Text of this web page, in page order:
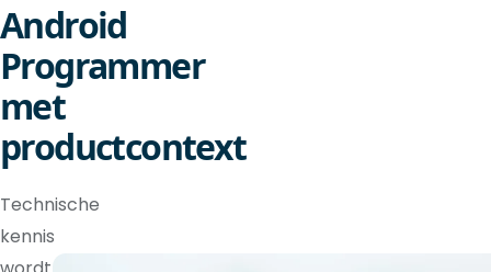
Android
Programmer
met
productcontext
Technische
kennis